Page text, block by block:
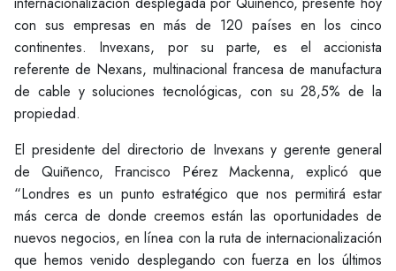
con sus empresas en más de 120 países en los cinco
continentes. Invexans, por su parte, es el accionista
referente de Nexans, multinacional francesa de manufactura
de cable y soluciones tecnológicas, con su 28,5% de la
propiedad.
El presidente del directorio de Invexans y gerente general
de Quiñenco, Francisco Pérez Mackenna, explicó que
“Londres es un punto estratégico que nos permitirá estar
más cerca de donde creemos están las oportunidades de
nuevos negocios, en línea con la ruta de internacionalización
que hemos venido desplegando con fuerza en los últimos